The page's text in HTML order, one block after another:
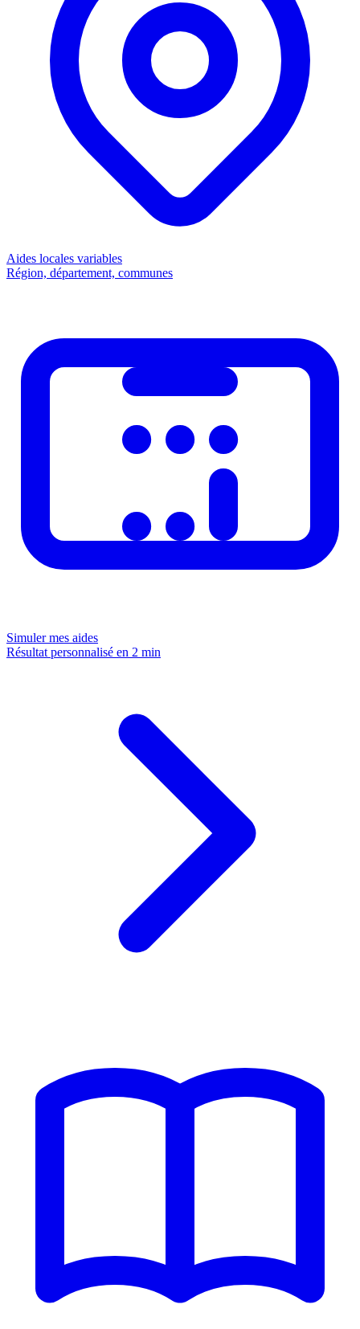
Aides locales variables
Région, département, communes
Simuler mes aides
Résultat personnalisé en 2 min